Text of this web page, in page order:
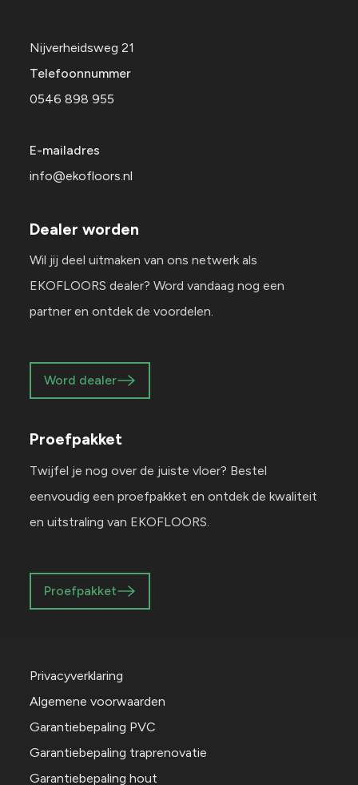
Nijverheidsweg 21
Telefoonnummer
0546 898 955
E-mailadres
info@ekofloors.nl
Dealer worden
Wil jij deel uitmaken van ons netwerk als
EKOFLOORS dealer? Word vandaag nog een
partner en ontdek de voordelen.
Word dealer
Proefpakket
Twijfel je nog over de juiste vloer? Bestel
eenvoudig een proefpakket en ontdek de kwaliteit
en uitstraling van EKOFLOORS.
Proefpakket
Privacyverklaring
Algemene voorwaarden
Garantiebepaling PVC
Garantiebepaling traprenovatie
Garantiebepaling hout